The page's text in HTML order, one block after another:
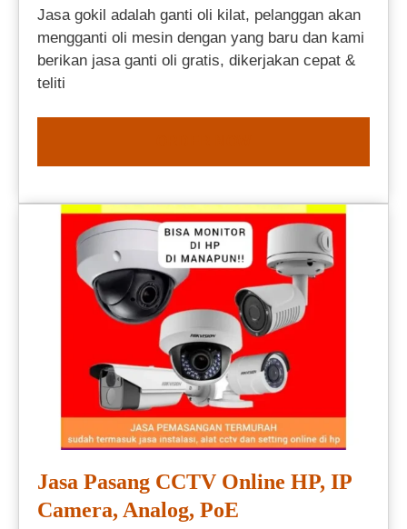
Jasa gokil adalah ganti oli kilat, pelanggan akan
mengganti oli mesin dengan yang baru dan kami
berikan jasa ganti oli gratis, dikerjakan cepat &
teliti
Jasa Pasang CCTV Online HP, IP
Camera, Analog, PoE